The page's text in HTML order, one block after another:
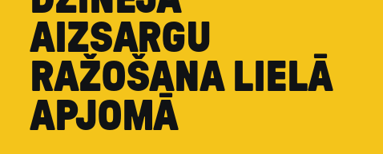
AIZSARGU
RAŽOŠANA LIELĀ
APJOMĀ